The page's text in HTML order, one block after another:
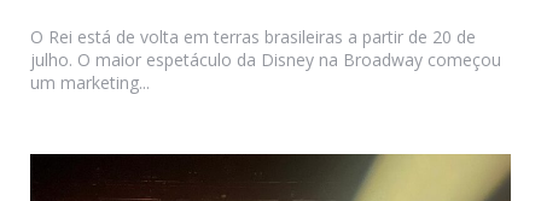
O Rei está de volta em terras brasileiras a partir de 20 de
julho. O maior espetáculo da Disney na Broadway começou
um marketing...